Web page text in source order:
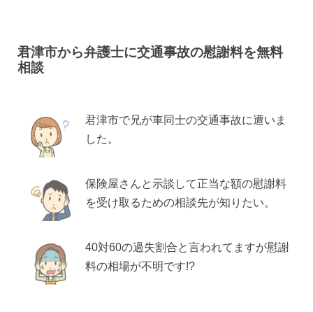
君津市から弁護士に交通事故の慰謝料を無料
相談
君津市で兄が車同士の交通事故に遭いま
した。
保険屋さんと示談して正当な額の慰謝料
を受け取るための相談先が知りたい。
40対60の過失割合と言われてますが慰謝
料の相場が不明です!?